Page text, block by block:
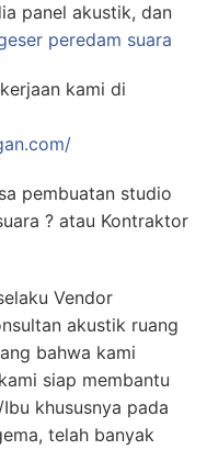
panel akustik, dan
peredam suara
kami di
pembuatan studio
? atau Kontraktor
Vendor
akustik ruang
bahwa kami
siap membantu
khususnya pada
telah banyak